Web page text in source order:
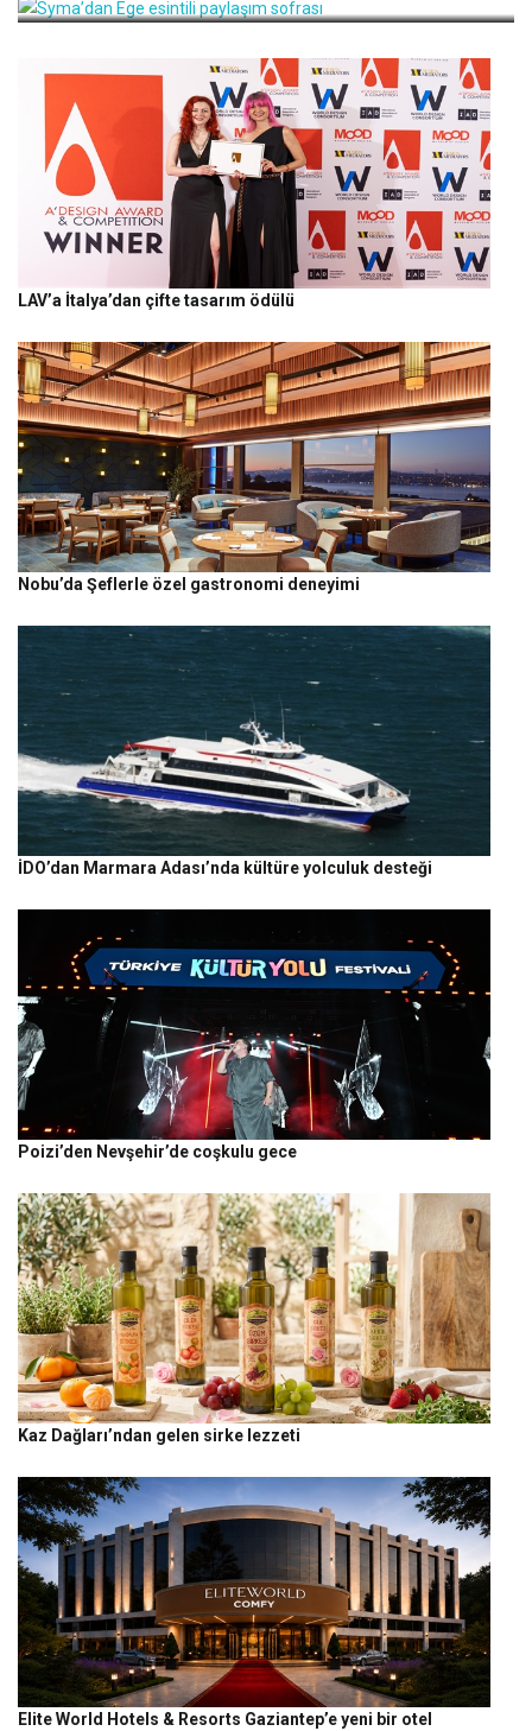
LAV’a İtalya’dan çifte tasarım ödülü
Nobu’da Şeflerle özel gastronomi deneyimi
İDO’dan Marmara Adası’nda kültüre yolculuk desteği
Poizi’den Nevşehir’de coşkulu gece
Kaz Dağları’ndan gelen sirke lezzeti
Elite World Hotels & Resorts Gaziantep’e yeni bir otel